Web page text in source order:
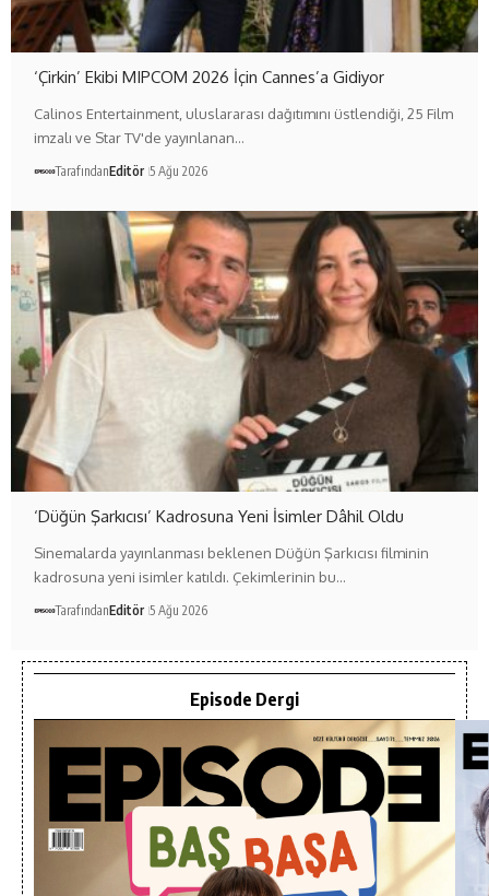
‘Çirkin’ Ekibi MIPCOM 2026 İçin Cannes’a Gidiyor
Calinos Entertainment, uluslararası dağıtımını üstlendiği, 25 Film
imzalı ve Star TV'de yayınlanan…
TarafındanEditör 5 Ağu 2026
‘Düğün Şarkıcısı’ Kadrosuna Yeni İsimler Dâhil Oldu
Sinemalarda yayınlanması beklenen Düğün Şarkıcısı filminin
kadrosuna yeni isimler katıldı. Çekimlerinin bu…
TarafındanEditör 5 Ağu 2026
Episode Dergi